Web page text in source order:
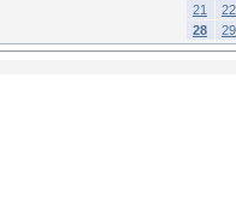
21
22
28
29